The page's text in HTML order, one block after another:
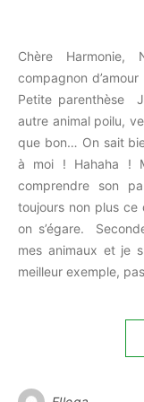
Chère Harmonie, N’as-tu pas toujours rêvé que ton
compagnon
Petite parenthèse
autre animal poilu,
que bon… On sait
à moi ! Hahaha !
comprendre son
toujours non plus ce
on s’égare.
mes animaux et je
meilleur exemple,